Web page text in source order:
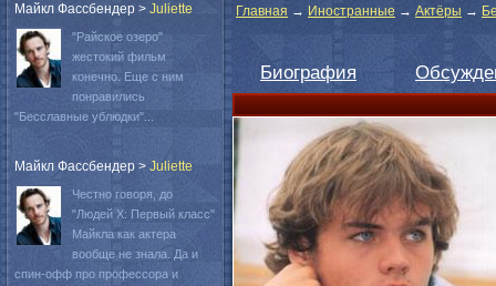
Главная → Иностранные → Актёры →
Биография
Майкл Фассбендер > Juliette
"Райское озеро"
жестокий фильм
конечно. Еще с ним
понравились
"Бесславные ублюдки"...
Майкл Фассбендер > Juliette
Честно говоря, до
"Людей Х: Первый класс"
Майкла как актера
вообще не знала. Да и
спин-офф про профессора и